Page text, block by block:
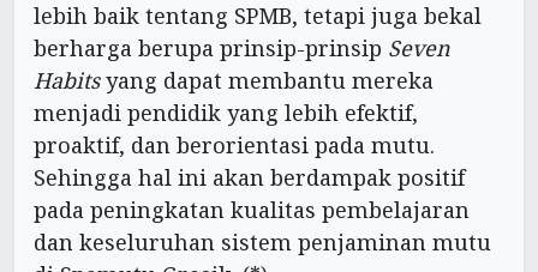
lebih baik tentang SPMB, tetapi juga bekal
berharga berupa prinsip-prinsip Seven
Habitsyang dapat membantu mereka
menjadi pendidik yang lebih efektif,
proaktif, dan berorientasi pada mutu.
Sehingga hal ini akan berdampak positif
pada peningkatan kualitas pembelajaran
dan keseluruhan sistem penjaminan mutu